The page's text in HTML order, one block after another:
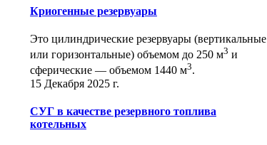
Криогенные резервуары
Это цилиндрические резервуары (вертикальные
или горизонтальные) объемом до 250 м3 и
сферические ― объемом 1440 м3.
15 Декабря 2025 г.
СУГ в качестве резервного топлива
котельных